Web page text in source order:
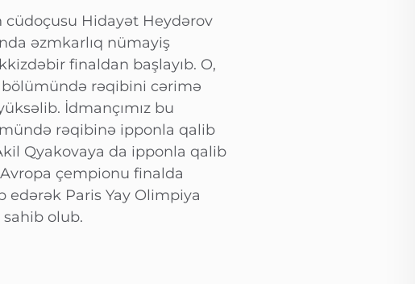
Hidayət Heydərov
əzmkarlıq nümayiş
finaldan başlayıb. O,
bölümündə rəqibini cərimə
İdmançımız bu
rəqibinə ipponla qalib
Qyakovaya da ipponla qalib
çempionu finalda
edərək Paris Yay Olimpiya
sahib olub.